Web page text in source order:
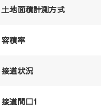
土地面積計測方式
容積率
接道状況
接道間口1